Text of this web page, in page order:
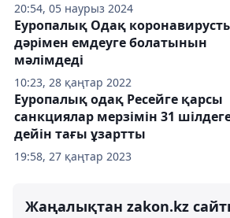
20:54, 05 наурыз 2024
10:23, 28 қаңтар 2022
Еуропалық Одақ
дәрімен емдеуге болатынын
мәлімдеді
19:58, 27 қаңтар 2023
Еуропалық одақ Ресейге қарсы
санкциялар мерзімін 31
дейін тағы ұзартты
Жаңалықтан zakon.kz